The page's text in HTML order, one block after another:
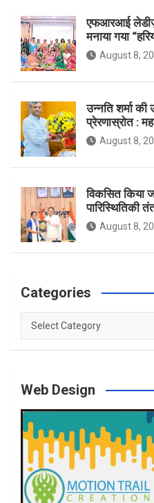
k
एफआरआई लेडीज़
मनाया गया
August 8,
उन्नति शर्मा की
प्रेरणास्रोत :
August 8,
विकसित किया
पारिस्थितिकी
August 8,
Categories
Categories
Web Design